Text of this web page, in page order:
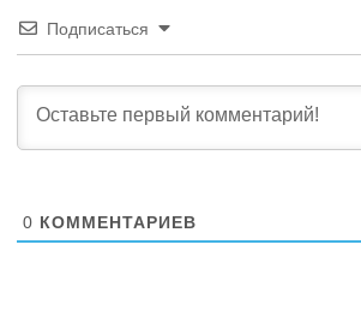
Подписаться
0 КОММЕНТАРИЕВ